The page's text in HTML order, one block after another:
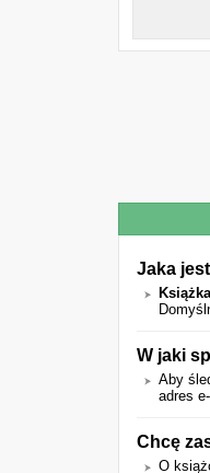
Jaka
W jaki
Aby
adres
Chcę
O